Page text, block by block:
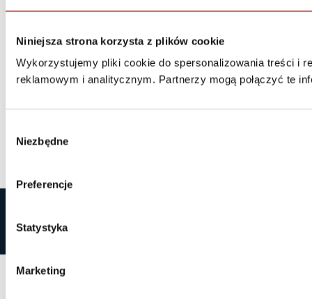
Niniejsza strona korzysta z plików cookie
Wykorzystujemy pliki cookie do spersonalizowania treści i
reklamowym i analitycznym. Partnerzy mogą połączyć te
zgody
Niezbędne
Preferencje
Statystyka
Marketing